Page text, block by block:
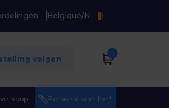
Belgique/Nl
volgen
Personaliseer het!